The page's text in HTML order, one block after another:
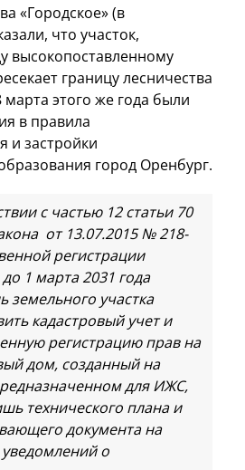
«Городское» (в
что участок,
высокопоставленному
границу лесничества
марта этого же года были
в правила
и застройки
город Оренбург.
с частью 12 статьи 70
от 13.07.2015 № 218-
регистрации
1 марта 2031 года
земельного участка
кадастровый учет и
регистрацию прав на
дом, созданный на
для ИЖС,
технического плана и
документа на
о